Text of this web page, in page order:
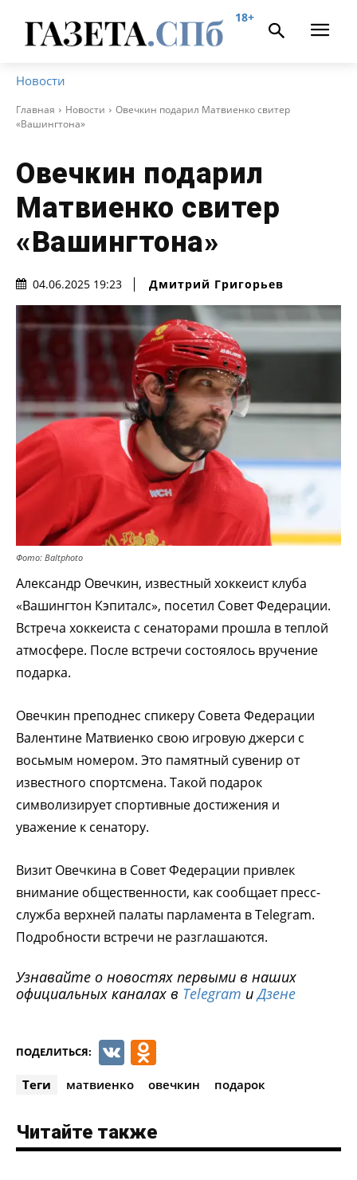
18+
Новости
Главная Новости
Овечкин подарил Матвиенко свитер
«Вашингтона»
Овечкин подарил
Матвиенко свитер
«Вашингтона»
04.06.2025 19:23 Дмитрий Григорьев
Фото: Baltphoto
Александр Овечкин, известный хоккеист клуба
«Вашингтон Кэпиталс», посетил Совет Федерации.
Встреча хоккеиста с сенаторами прошла в теплой
атмосфере. После встречи состоялось вручение
подарка.
Овечкин преподнес спикеру Совета Федерации
Валентине Матвиенко свою игровую джерси с
восьмым номером. Это памятный сувенир от
известного спортсмена. Такой подарок
символизирует спортивные достижения и
уважение к сенатору.
Визит Овечкина в Совет Федерации привлек
внимание общественности, как сообщает пресс-
служба верхней палаты парламента в Telegram.
Подробности встречи не разглашаются.
Узнавайте о новостях первыми в наших
официальных каналах в Telegram иДзене
ПОДЕЛИТЬСЯ: VK
Теги матвиенко овечкин подарок
Читайте также